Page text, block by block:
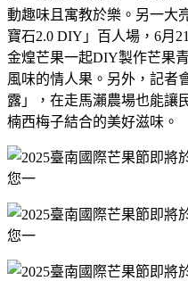
動趣味且寓教於樂。另一大
寶石2.0 DIY 」百人場， 6月 21
金煌芒果一起DIY製作芒果
風味的情人果。另外，記者
露」，在走馬瀨農場也能讓
楠西梅子結合的美好滋味。